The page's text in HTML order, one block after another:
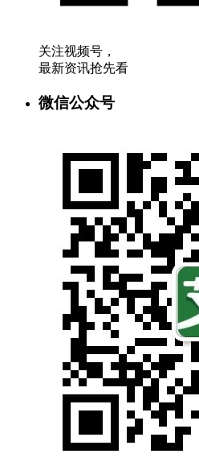
关注视频号，
最新资讯抢先看
微信公众号